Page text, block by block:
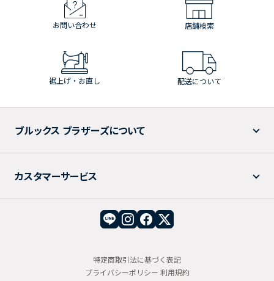
お問い合わせ 店舗検索
裾上げ・お直し 配送について
ブルックス ブラザーズについて
カスタマーサービス
特定商取引法に基づく表記
プライバシーポリシー 利用規約